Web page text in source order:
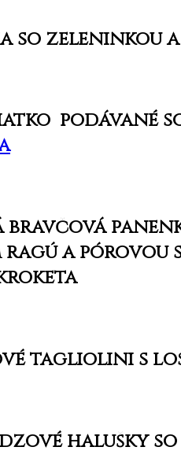
so
podávané
bravčová
ragú a pórovou
tagliolini s
halušky